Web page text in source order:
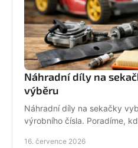
Náhradní díly na
výběru
Náhradní díly na sekačky
výrobního čísla. Poradíme,
16. července 2026